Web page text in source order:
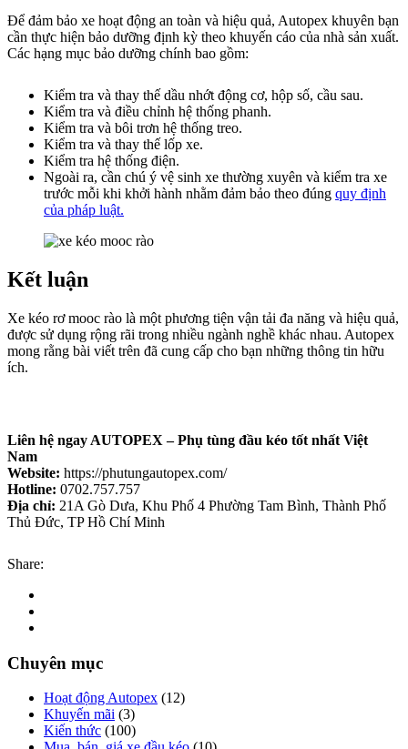
Để đảm bảo xe hoạt động an toàn và hiệu quả, Autopex khuyên bạn
cần thực hiện bảo dưỡng định kỳ theo khuyến cáo của nhà sản xuất.
Các hạng mục bảo dưỡng chính bao gồm:
Kiểm tra và thay thế dầu nhớt động cơ, hộp số, cầu sau.
Kiểm tra và điều chỉnh hệ thống phanh.
Kiểm tra và bôi trơn hệ thống treo.
Kiểm tra và thay thế lốp xe.
Kiểm tra hệ thống điện.
Ngoài ra, cần chú ý vệ sinh xe thường xuyên và kiểm tra xe
trước mỗi khi khởi hành nhằm đảm bảo theo đúng quy định
của pháp luật.
Kết luận
Xe kéo rơ mooc rào là một phương tiện vận tải đa năng và hiệu quả,
được sử dụng rộng rãi trong nhiều ngành nghề khác nhau. Autopex
mong rằng bài viết trên đã cung cấp cho bạn những thông tin hữu
ích.
Liên hệ ngay AUTOPEX – Phụ tùng đầu kéo tốt nhất Việt
Nam
Website: https://phutungautopex.com/
Hotline: 0702.757.757
Địa chỉ: 21A Gò Dưa, Khu Phố 4 Phường Tam Bình, Thành Phố
Thủ Đức, TP Hồ Chí Minh
Share:
Chuyên mục
Hoạt động Autopex (12)
Khuyến mãi (3)
Kiến thức (100)